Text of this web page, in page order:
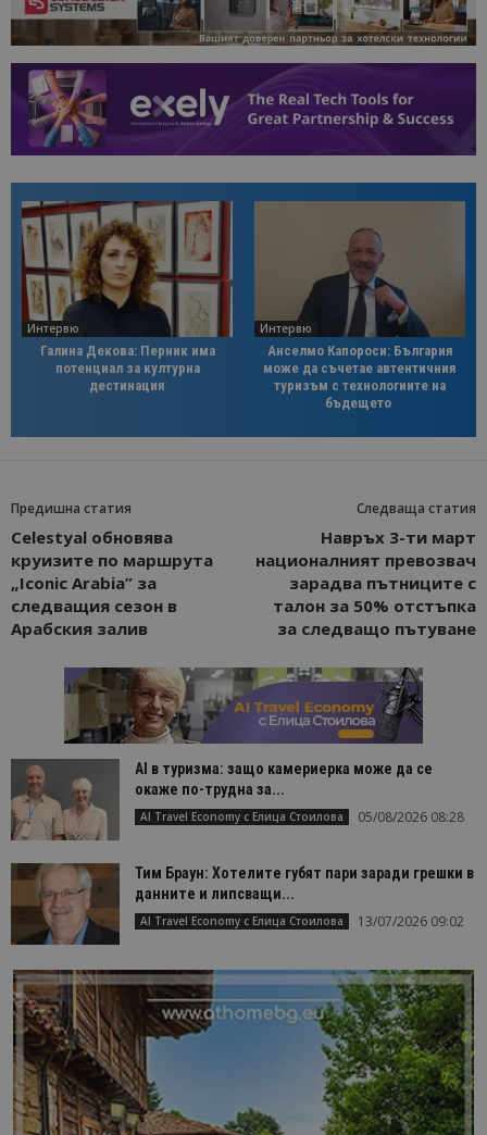
Интервю
Галина Декова: Перник има
потенциал за културна
дестинация
Интервю
Анселмо Капороси: България
може да съчетае автентичния
туризъм с технологиите на
бъдещето
Предишна статия
Celestyal обновява
круизите по маршрута
„Iconic Arabia” за
следващия сезон в
Арабския залив
Следваща статия
Навръх 3-ти март
националният превозвач
зарадва пътниците с
талон за 50% отстъпка
за следващо пътуване
AI в туризма: защо камериерка може да се
окаже по-трудна за...
AI Travel Economy с Елица Стоилова 05/08/2026 08:28
Тим Браун: Хотелите губят пари заради грешки в
данните и липсващи...
AI Travel Economy с Елица Стоилова 13/07/2026 09:02